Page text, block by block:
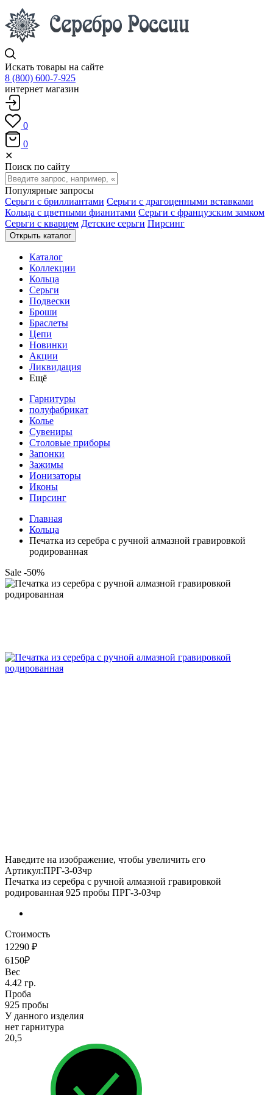
Искать товары на сайте
8 (800) 600-7-925
интернет магазин
0
0
✕
Поиск по сайту
Популярные запросы
Серьги с бриллиантами Серьги с драгоценными вставками
Кольца с цветными фианитами Серьги с французским замком
Серьги с кварцем Детские серьги Пирсинг
Открыть каталог
Каталог
Коллекции
Кольца
Серьги
Подвески
Броши
Браслеты
Цепи
Новинки
Акции
Ликвидация
Ещё
Гарнитуры
полуфабрикат
Колье
Сувениры
Столовые приборы
Запонки
Зажимы
Ионизаторы
Иконы
Пирсинг
Главная
Кольца
Печатка из серебра с ручной алмазной гравировкой
родированная
Sale -50%
Наведите на изображение, чтобы увеличить его
Артикул:ПРГ-3-03чр
Печатка из серебра с ручной алмазной гравировкой
родированная 925 пробы ПРГ-3-03чр
Стоимость
12290 ₽
6150₽
Вес
4.42 гр.
Проба
925 пробы
У данного изделия
нет гарнитура
20,5